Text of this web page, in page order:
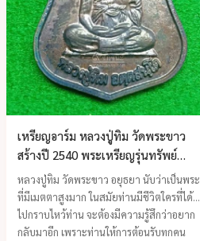
เหรียญอาร์ม หลวงปู่ทิม วัดพระขาว
สร้างปี 2540 พระเหรียญรุ่นทรัพย์
เศรษฐี
หลวงปู่ทิม วัดพระขาว อยุธยา นับว่าเป็นพระ
ที่มีเมตตาสูงมาก ในสมัยท่านมีชีวิตใครที่ได้
ไปกราบไหว้ท่าน จะต้องมีความรู้สึกว่าอยาก
กลับมาอีก เพราะท่านให้การต้อนรับทุกคน